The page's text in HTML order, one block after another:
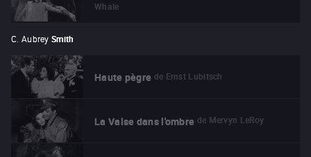
Whale
C. Aubrey Smith
Haute pègre de Ernst Lubitsch
La Valse dans l'ombre de Mervyn LeRoy